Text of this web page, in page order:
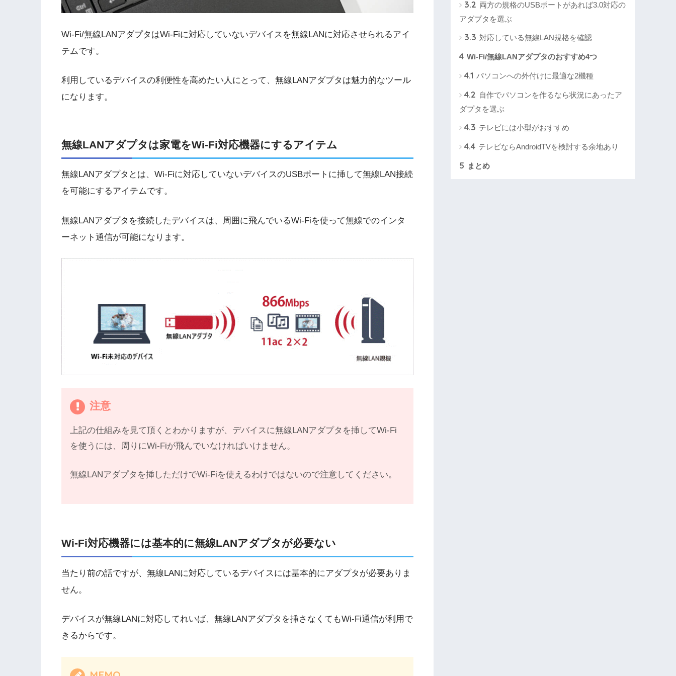
Wi-Fi/無線LANアダプタはWi-Fiに対応していないデバイスを無線LANに対応させられるアイ
テムです。
利用しているデバイスの利便性を高めたい人にとって、無線LANアダプタは魅力的なツール
になります。
無線LANアダプタは家電をWi-Fi対応機器にするアイテム
無線LANアダプタとは、Wi-Fiに対応していないデバイスのUSBポートに挿して無線LAN接続
を可能にするアイテムです。
無線LANアダプタを接続したデバイスは、周囲に飛んでいるWi-Fiを使って無線でのインタ
ーネット通信が可能になります。
注意
上記の仕組みを見て頂くとわかりますが、デバイスに無線LANアダプタを挿してWi-Fi
を使うには、周りにWi-Fiが飛んでいなければいけません。
無線LANアダプタを挿しただけでWi-Fiを使えるわけではないので注意してください。
Wi-Fi対応機器には基本的に無線LANアダプタが必要ない
当たり前の話ですが、無線LANに対応しているデバイスには基本的にアダプタが必要ありま
せん。
デバイスが無線LANに対応してれいば、無線LANアダプタを挿さなくてもWi-Fi通信が利用で
きるからです。
3.2 両方の規格のUSBポートがあれば3.0対応の
アダプタを選ぶ
3.3 対応している無線LAN規格を確認
4 Wi-Fi/無線LANアダプタのおすすめ4つ
4.1 パソコンへの外付けに最適な2機種
4.2 自作でパソコンを作るなら状況にあったア
ダプタを選ぶ
4.3 テレビには小型がおすすめ
4.4 テレビならAndroidTVを検討する余地あり
5 まとめ